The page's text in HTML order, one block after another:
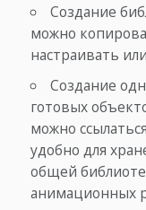
Создание
можно
настраивать
Создание
готовых
можно
удобно для
общей
анимационных